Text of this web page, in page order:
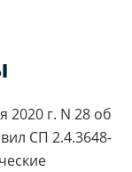
2020 г. N 28 об
СП 2.4.3648-